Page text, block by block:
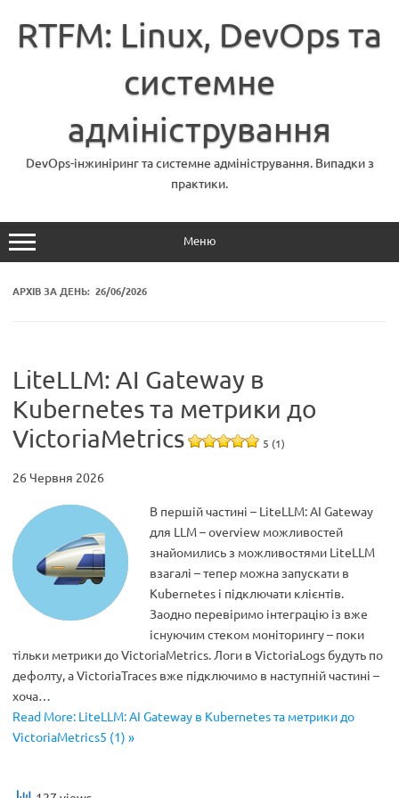
вмістуRTFM: Linux, DevOps та
системне
адміністрування
DevOps-інжиніринг та системне адміністрування. Випадки з
практики.
Меню
АРХІВ ЗА ДЕНЬ: 26/06/2026
LiteLLM: AI Gateway в
Kubernetes та метрики до
VictoriaMetrics
5 (1)
26 Червня 2026
В першій частині – LiteLLM: AI Gateway
для LLM – overview можливостей
знайомились з можливостями LiteLLM
взагалі – тепер можна запускати в
Kubernetes і підключати клієнтів.
Заодно перевіримо інтеграцію із вже
існуючим стеком моніторингу – поки
тільки метрики до VictoriaMetrics. Логи в VictoriaLogs будуть по
дефолту, а VictoriaTraces вже підключимо в наступній частині –
хоча…
Read More: LiteLLM: AI Gateway в Kubernetes та метрики до
VictoriaMetrics5 (1) »